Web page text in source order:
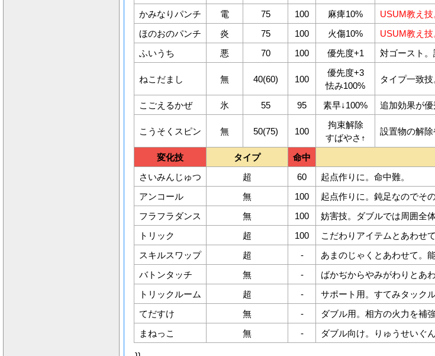
かみなりパンチ
電 75 100 麻痺10% USUM教え技
ほのおのパンチ
炎 75 100 火傷10% USUM教え技
ふいうち
悪 70 100 優先度+1 対ゴースト。
ねこだまし 無 40(60) 100
優先度+3
怯み100%
タイプ一致
こごえるかぜ 氷 55 95 素早↓100% 追加効果が優
こうそくスピン 無 50(75) 100
拘束解除
すばやさ↑
設置物の解除
変化技 タイプ 命中
さいみんじゅつ
超 60
起点作りに。命中難。
アンコール
無 100
起点作りに。鈍足なのでそ
フラフラダンス
無 100
妨害技。ダブルでは周囲全体
トリック
超 100
こだわりアイテムとあわせて
スキルスワップ
超 -
あまのじゃくとあわせて。
バトンタッチ
無 -
ばかぢからやみがわりとあわ
トリックルーム
超 -
サポート用。すてみタック
てだすけ
無 -
ダブル用。相方の火力を補強
まねっこ
無 - ダブル向け。りゅうせいぐ